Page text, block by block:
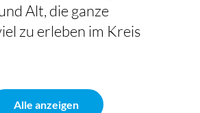
Alt, die ganze
zu erleben im Kreis
Alle anzeigen